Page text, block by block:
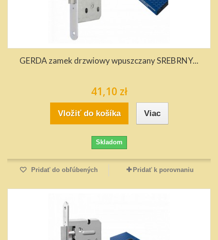
GERDA zamek drzwiowy wpuszczany SREBRNY...
41,10 zł
Vložiť do košíka Viac
Skladom
Pridať do obľúbených Pridať k porovnaniu